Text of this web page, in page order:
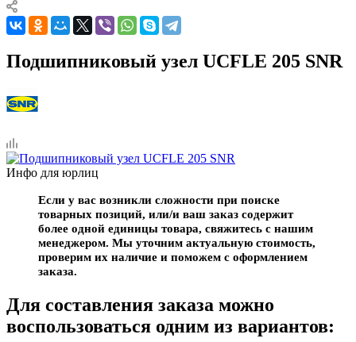
Подшипниковый узел UCFLE 205 SNR
Инфо для юрлиц
Если у вас возникли сложности при поиске
товарных позиций, или/и ваш заказ содержит
более одной единицы товара, свяжитесь с нашим
менеджером. Мы уточним актуальную стоимость,
проверим их наличие и поможем с оформлением
заказа.
Для составления заказа можно
воспользоваться одним из вариантов: